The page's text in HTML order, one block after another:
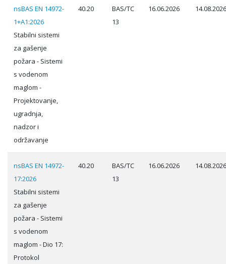
nsBAS EN 14972-
1+A1:2026
Stabilni sistemi
za gašenje
požara - Sistemi
s vodenom
maglom -
Projektovanje,
ugradnja,
nadzor i
održavanje
40.20
BAS/TC
13
16.06.2026 14.08.2026
nsBAS EN 14972-
17:2026
Stabilni sistemi
za gašenje
požara - Sistemi
s vodenom
maglom - Dio 17:
Protokol
40.20
BAS/TC
13
16.06.2026 14.08.2026